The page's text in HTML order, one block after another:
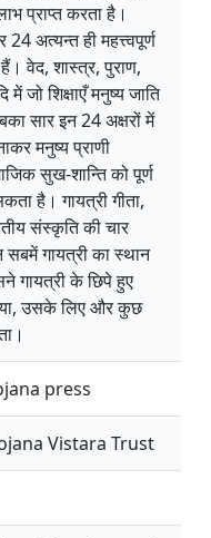
प्राप्त करता है।
अत्यन्त ही महत्त्वपूर्ण
वेद, शास्त्र, पुराण,
जो शिक्षाएँ मनुष्य जाति
सार इन 24 अक्षरों में
मनुष्य प्राणी
सुख-शान्ति को पूर्ण
है। गायत्री गीता,
संस्कृति की चार
गायत्री का स्थान
गायत्री के छिपे हुए
उसके लिए और कुछ
press
Vistara Trust